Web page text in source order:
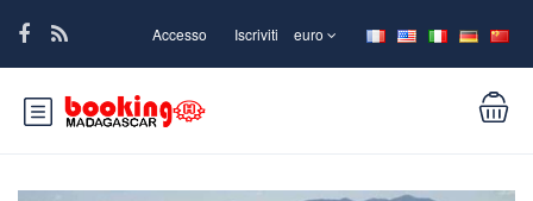
Accesso Iscriviti euro